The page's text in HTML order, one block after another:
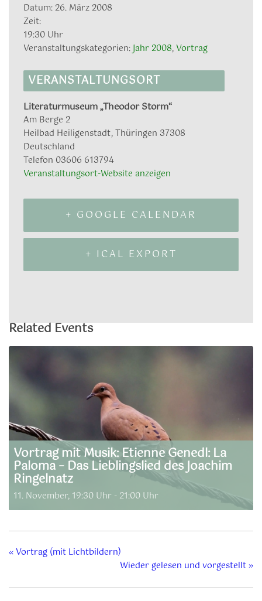
Datum: 26. März 2008
Zeit:
19:30 Uhr
Veranstaltungskategorien: Jahr 2008, Vortrag
VERANSTALTUNGSORT
Literaturmuseum „Theodor Storm“
Am Berge 2
Heilbad Heiligenstadt,Thüringen 37308
Deutschland
Telefon 03606 613794
Veranstaltungsort-Website anzeigen
+ GOOGLE CALENDAR
+ ICAL EXPORT
Related Events
Vortrag mit Musik: Etienne Genedl: La
Paloma – Das Lieblingslied des Joachim
Ringelnatz
11. November, 19:30 Uhr - 21:00 Uhr
«Vortrag (mit Lichtbildern)
Wieder gelesen und vorgestellt»